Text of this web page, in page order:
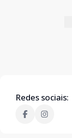
Redes sociais: